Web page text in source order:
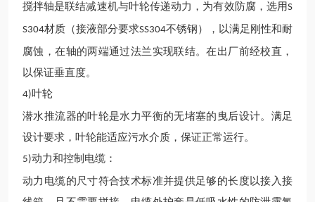
搅拌轴是联结减速机与叶轮传递动力，为有效防腐，选用S
S304材质（接液部分要求SS304不锈钢），以满足刚性和耐
腐蚀，在轴的两端通过法兰实现联结。在出厂前经校直，
以保证垂直度。
4) 叶轮
潜水推流器的叶轮是水力平衡的无堵塞的曳后设计。满足
设计要求，叶轮能适应污水介质，保证正常运行。
5)动力和控制电缆：
动力电缆的尺寸符合技术标准并提供足够的长度以接入接